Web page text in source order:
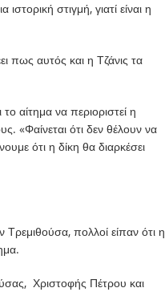
στιγμή, γιατί είναι η
πως αυτός και η Τζάνις τα
αίτημα να περιοριστεί η
«Φαίνεται ότι δεν θέλουν να
ότι η δίκη θα διαρκέσει
πολλοί είπαν ότι η
Χριστοφής Πέτρου και